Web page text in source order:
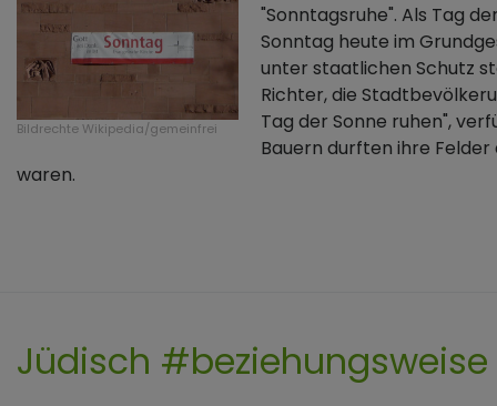
BildrechteWikipedia/gemeinfrei
"Sonntagsruhe". Als Tag
Sonntag heute im
unter staatlichen Schutz
Richter, die
Tag der Sonne ruhen",
Bauern durften ihre
waren.
Jüdisch